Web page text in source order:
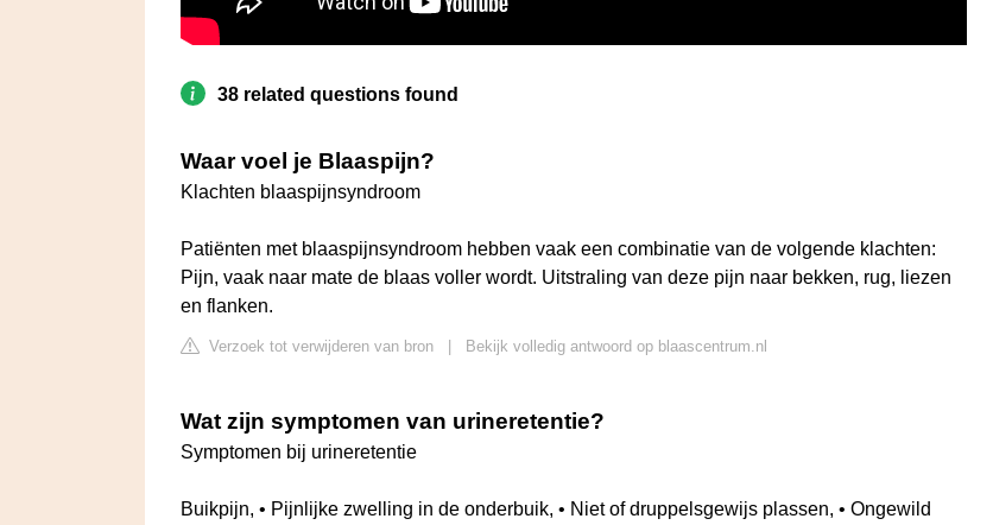
38 related questions found
Waar voel je Blaaspijn?
Klachten blaaspijnsyndroom
Patiënten met blaaspijnsyndroom hebben vaak een combinatie van de volgende klachten:
Pijn, vaak naar mate de blaas voller wordt. Uitstraling van deze pijn naar bekken, rug, liezen
en flanken.
Verzoek tot verwijderen van bron Bekijk volledig antwoord op blaascentrum.nl
Wat zijn symptomen van urineretentie?
Symptomen bij urineretentie
Buikpijn, • Pijnlijke zwelling in de onderbuik, • Niet of druppelsgewijs plassen, • Ongewild